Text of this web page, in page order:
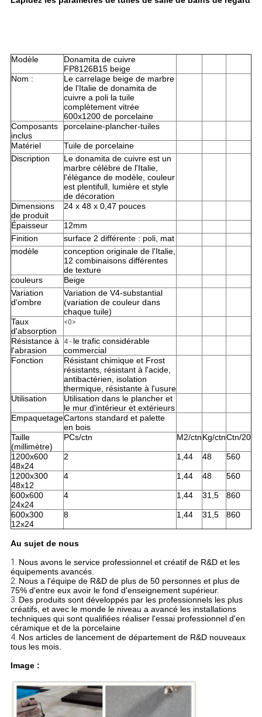
Modèle
Donamita de cuivre
FP8126B15 beige
Nom :
Le carrelage beige de marbre
de l'Italie de donamita de
cuivre a poli la tuile
complètement vitrée
600x1200 de porcelaine
Composants
inclus
porcelaine-plancher-tuiles
Matériel
Tuile de porcelaine
Discription
Le donamita de cuivre est un
marbre célèbre de l'Italie,
l'élégance de modèle, couleur
est plentifull, lumière et style
de décoration
Dimensions
de produit
24 x 48 x 0,47 pouces
Épaisseur
12mm
Finition
surface 2 différente : poli, mat
modèle
conception originale de l'Italie,
12 combinaisons différentes
de texture
couleurs
Beige
Variation
d'ombre
Variation de V4-substantial
(variation de couleur dans
chaque tuile)
Taux
d'absorption
<0>
Résistance à
l'abrasion
4 - le trafic considérable
commercial
Fonction
Résistant chimique et Frost
résistants, résistant à l'acide,
antibactérien, isolation
thermique, résistante à l'usure
Utilisation
Utilisation dans le plancher et
le mur d'intérieur et extérieurs
EmpaquetageCartons standard et palette
en bois
Taille
(millimètre)
PCs/ctn M2/ctnKg/ctnCtn/20
1200x600
48x24
2 1,44 48 560
1200x300
48x12
4 1,44 48 560
600x600
24x24
4 1,44 31,5 860
600x300
12x24
8 1,44 31,5 860
Au sujet de nous
1. Nous avons le service professionnel et créatif de R&D et les
équipements avancés.
2. Nous a l'équipe de R&D de plus de 50 personnes et plus de
75% d'entre eux avoir le fond d'enseignement supérieur.
3. Des produits sont développés par les professionnels les plus
créatifs, et avec le monde le niveau a avancé les installations
techniques qui sont qualifiées réaliser l'essai professionnel d'en
céramique et de la porcelaine
4. Nos articles de lancement de département de R&D nouveaux
tous les mois.
Image :